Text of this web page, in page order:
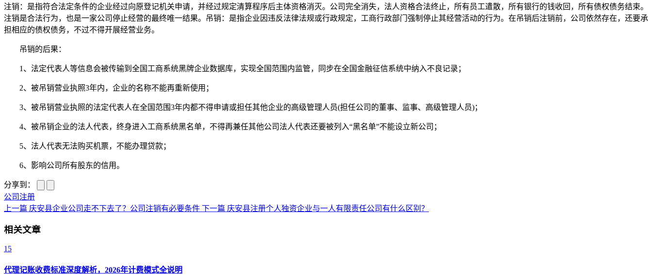
注销：是指符合法定条件的企业经过向原登记机关申请，并经过规定清算程序后主体资格消灭。公司完全消失，法人资格合法终止，所有员工遣散，所有银行的钱收回，所有债权债务结束。
注销是合法行为，也是一家公司停止经营的最终唯一结果。吊销：是指企业因违反法律法规或行政规定，工商行政部门强制停止其经营活动的行为。在吊销后注销前，公司依然存在，还要承
担相应的债权债务，不过不得开展经营业务。
吊销的后果：
1、法定代表人等信息会被传输到全国工商系统黑牌企业数据库，实现全国范围内监管，同步在全国金融征信系统中纳入不良记录；
2、被吊销营业执照3年内，企业的名称不能再重新使用；
3、被吊销营业执照的法定代表人在全国范围3年内都不得申请或担任其他企业的高级管理人员(担任公司的董事、监事、高级管理人员)；
4、被吊销企业的法人代表，终身进入工商系统黑名单，不得再兼任其他公司法人代表还要被列入“黑名单”不能设立新公司；
5、法人代表无法购买机票，不能办理贷款；
6、影响公司所有股东的信用。
分享到：
公司注册
上一篇 庆安县企业公司走不下去了？公司注销有必要条件 下一篇 庆安县注册个人独资企业与一人有限责任公司有什么区别？
相关文章
15
代理记账收费标准深度解析，2026年计费模式全说明